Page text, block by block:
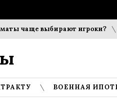
чаще выбирают игроки?
ВОЕННАЯ